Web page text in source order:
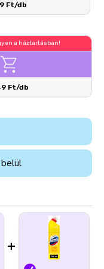
Ft/db
a háztartásban!
Ft/db
belül
+